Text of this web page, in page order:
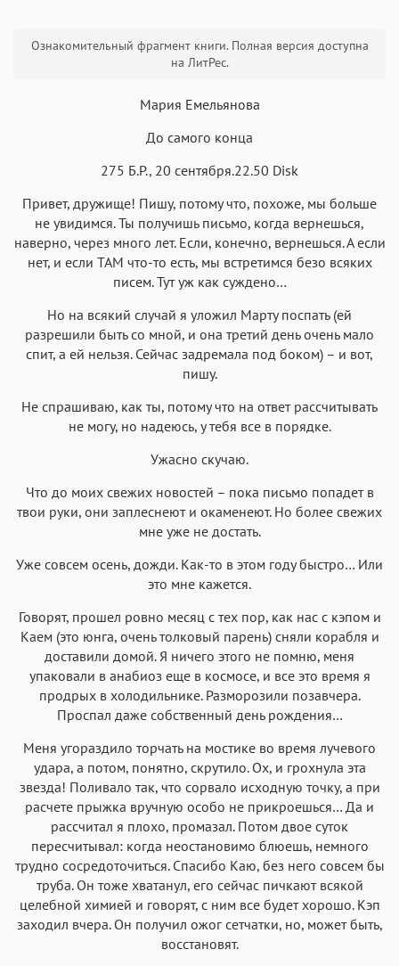
Текст Текст Текст Текст
Roboto
Аа
Garamond Fira Sans
Аа
Times
Аа
Iowan
Аа
San Francisco Аа
SF Serif Аа
New York
Аа Аа
Arial Аа
Georgia
Аа
Times New Roman
Аа Аа
Courier New
Аа Аа
Ознакомительный фрагмент книги. Полная версия доступна
на ЛитРес.
Мария Емельянова
До самого конца
275 Б.Р., 20 сентября.22.50 Disk
Привет, дружище! Пишу, потому что, похоже, мы больше
не увидимся. Ты получишь письмо, когда вернешься,
наверно, через много лет. Если, конечно, вернешься. А если
нет, и если ТАМ что-то есть, мы встретимся безо всяких
писем. Тут уж как суждено…
Но на всякий случай я уложил Марту поспать (ей
разрешили быть со мной, и она третий день очень мало
спит, а ей нельзя. Сейчас задремала под боком) – и вот,
пишу.
Не спрашиваю, как ты, потому что на ответ рассчитывать
не могу, но надеюсь, у тебя все в порядке.
Ужасно скучаю.
Что до моих свежих новостей – пока письмо попадет в
твои руки, они заплеснеют и окаменеют. Но более свежих
мне уже не достать.
Уже совсем осень, дожди. Как-то в этом году быстро… Или
это мне кажется.
Говорят, прошел ровно месяц с тех пор, как нас с кэпом и
Каем (это юнга, очень толковый парень) сняли корабля и
доставили домой. Я ничего этого не помню, меня
упаковали в анабиоз еще в космосе, и все это время я
продрых в холодильнике. Разморозили позавчера.
Проспал даже собственный день рождения…
Меня угораздило торчать на мостике во время лучевого
удара, а потом, понятно, скрутило. Ох, и грохнула эта
звезда! Поливало так, что сорвало исходную точку, а при
расчете прыжка вручную особо не прикроешься… Да и
рассчитал я плохо, промазал. Потом двое суток
пересчитывал: когда неостановимо блюешь, немного
трудно сосредоточиться. Спасибо Каю, без него совсем бы
труба. Он тоже хватанул, его сейчас пичкают всякой
целебной химией и говорят, с ним все будет хорошо. Кэп
заходил вчера. Он получил ожог сетчатки, но, может быть,
восстановят.